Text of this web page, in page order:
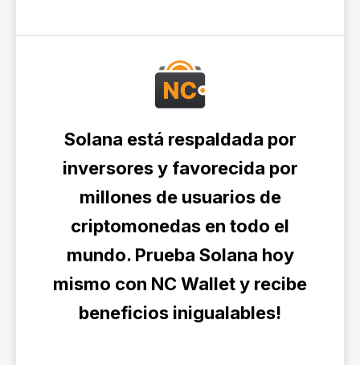
Solana está respaldada por
inversores y favorecida por
millones de usuarios de
criptomonedas en todo el
mundo. Prueba Solana hoy
mismo con NC Wallet y recibe
beneficios inigualables!